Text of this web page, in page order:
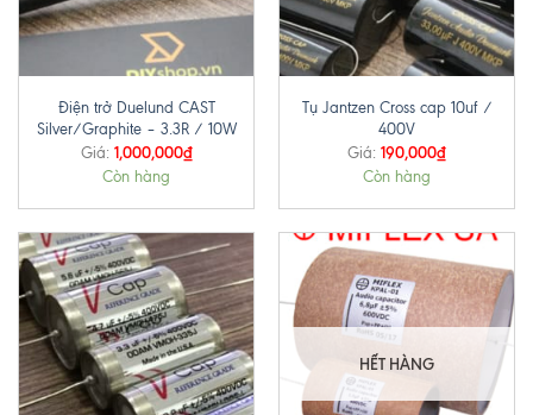
Điện trở Duelund CAST
Silver/Graphite – 3.3R / 10W
Giá: 1,000,000₫
Còn hàng
Tụ Jantzen Cross cap 10uf /
400V
Giá: 190,000₫
Còn hàng
HẾT HÀNG